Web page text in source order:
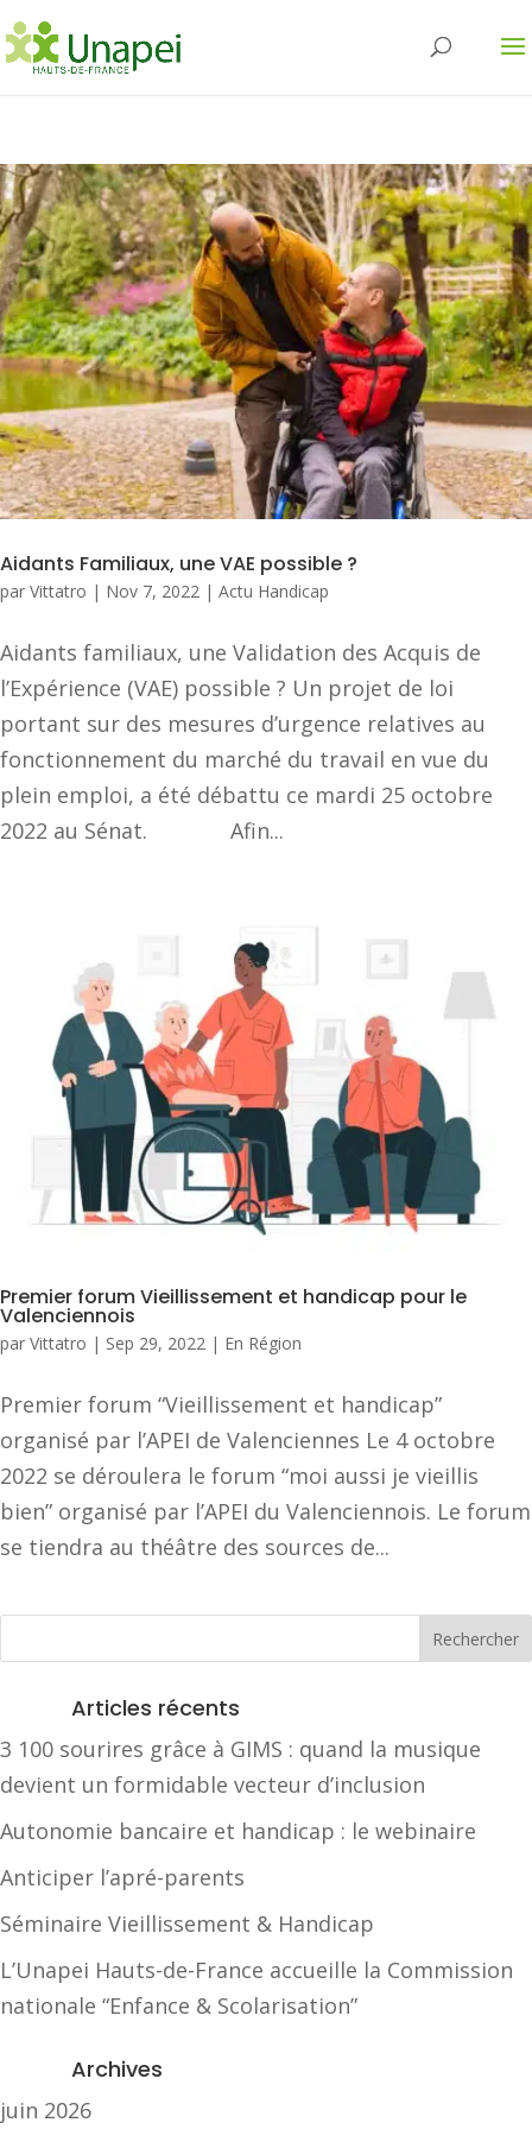
Aidants Familiaux, une VAE possible ?
par Vittatro | Nov 7, 2022 | Actu Handicap
Aidants familiaux, une Validation des Acquis de
l’Expérience (VAE) possible ? Un projet de loi
portant sur des mesures d’urgence relatives au
fonctionnement du marché du travail en vue du
plein emploi, a été débattu ce mardi 25 octobre
2022 au Sénat. Afin...
Premier forum Vieillissement et handicap pour le
Valenciennois
par Vittatro | Sep 29, 2022 | En Région
Premier forum “Vieillissement et handicap”
organisé par l’APEI de Valenciennes Le 4 octobre
2022 se déroulera le forum “moi aussi je vieillis
bien” organisé par l’APEI du Valenciennois. Le forum
se tiendra au théâtre des sources de...
Articles récents
3 100 sourires grâce à GIMS : quand la musique
devient un formidable vecteur d’inclusion
Autonomie bancaire et handicap : le webinaire
Anticiper l’apré-parents
Séminaire Vieillissement & Handicap
L’Unapei Hauts-de-France accueille la Commission
nationale “Enfance & Scolarisation”
Archives
juin 2026